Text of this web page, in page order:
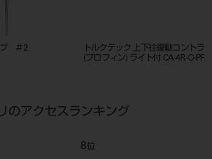
ブ ＃2
トルクテック 上下往復動コントラ
(プロフィン) ライト付 CA-4R-O-PF
のアクセスランキング
8位